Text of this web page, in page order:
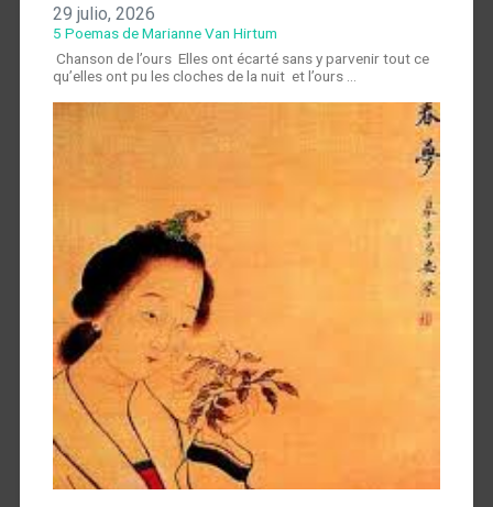
29 julio, 2026
5 Poemas de Marianne Van Hirtum
Chanson de l’ours Elles ont écarté sans y parvenir tout ce
qu’elles ont pu les cloches de la nuit et l’ours …